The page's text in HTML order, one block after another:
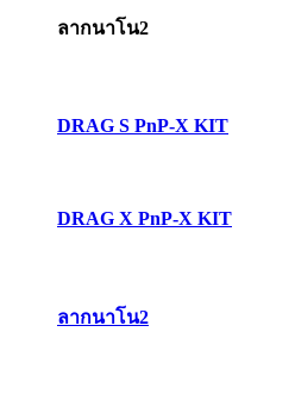
ลากนาโน2
DRAG S PnP-X KIT
DRAG X PnP-X KIT
ลากนาโน2